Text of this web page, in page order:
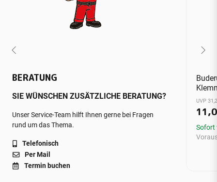
BERATUNG
SIE WÜNSCHEN ZUSÄTZLICHE BERATUNG?
Unser Service-Team hilft Ihnen gerne bei Fragen
rund um das Thema.
Telefonisch
Per Mail
Termin buchen
UVP
Sofort